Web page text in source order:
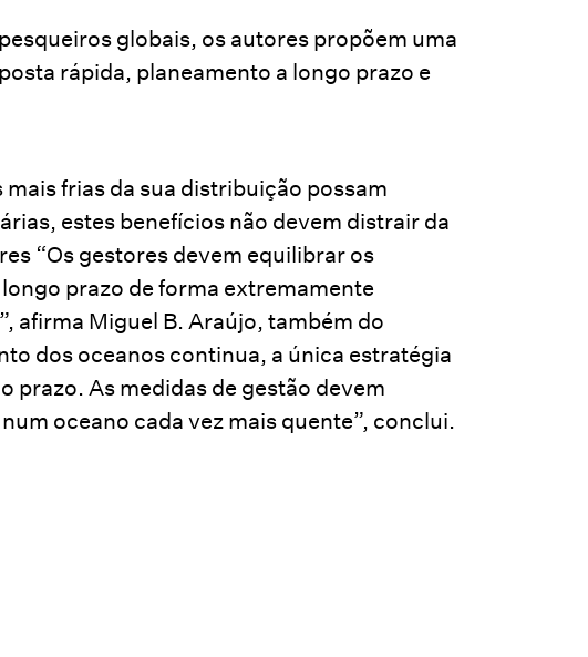
globais, os autores propõem uma
rápida, planeamento a longo prazo e
frias da sua distribuição possam
estes benefícios não devem distrair da
“Os gestores devem equilibrar os
prazo de forma extremamente
afirma Miguel B. Araújo, também do
dos oceanos continua, a única estratégia
prazo. As medidas de gestão devem
oceano cada vez mais quente”, conclui.